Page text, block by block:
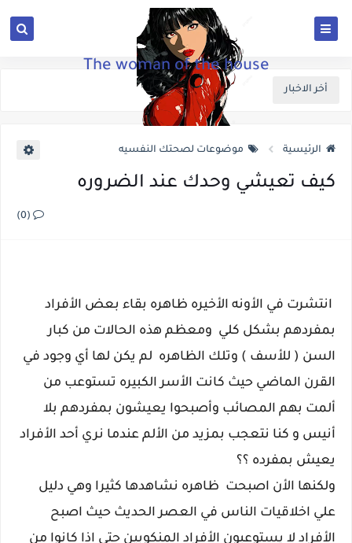
The woman of the house
أخر الاخبار
الرئيسية موضوعات لصحتك النفسيه
كيف تعيشي وحدك عند الضروره
(0)
انتشرت في الأونه الأخيره ظاهره بقاء بعض الأفراد
بمفردهم بشكل كلي ومعظم هذه الحالات من كبار
السن ( للأسف ) وتلك الظاهره لم يكن لها أي وجود في
القرن الماضي حيث كانت الأسر الكبيره تستوعب من
ألمت بهم المصائب وأصبحوا يعيشون بمفردهم بلا
أنيس و كنا نتعجب بمزيد من الألم عندما نري أحد الأفراد
يعيش بمفرده ؟؟
ولكنها الأن اصبحت ظاهره نشاهدها كثيرا وهي دليل
علي اخلاقيات الناس في العصر الحديث حيث اصبح
الأفراد لا يستوعبون الأفراد المنكوبين حتي اذا كانوا من